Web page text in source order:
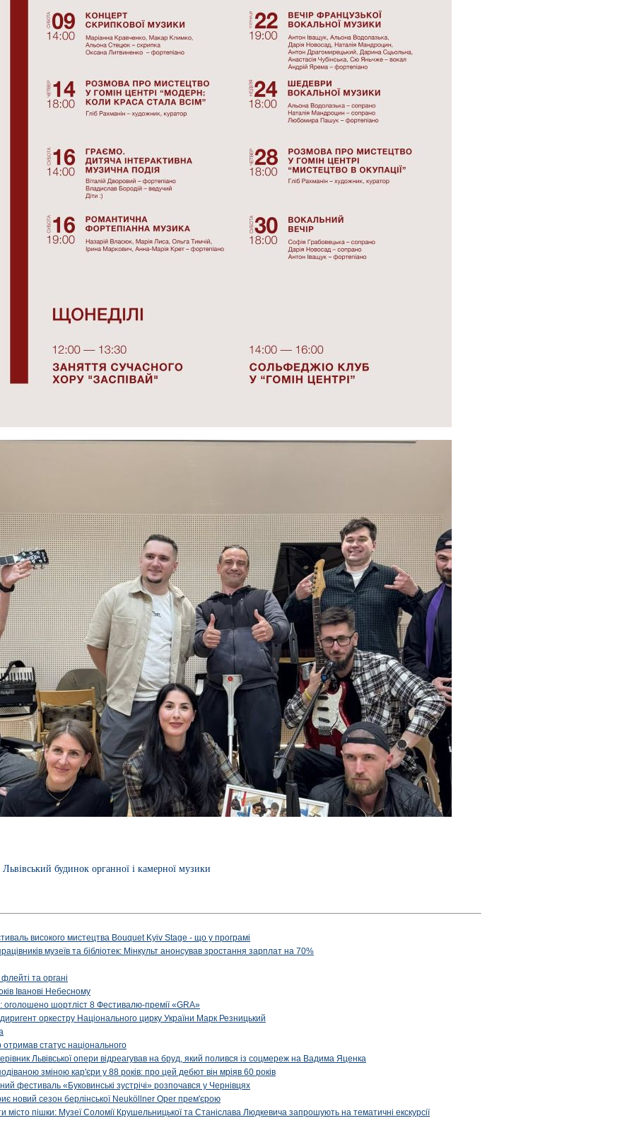
Львівський будинок органної і камерної музики
високого мистецтва Bouquet Kyiv Stage - що у програмі
музеїв та бібліотек: Мінкульт анонсував зростання зарплат на 70%
та органі
Іванові Небесному
оголошено шортліст 8 Фестивалю-премії «GRA»
оркестру Національного цирку України Марк Резницький
статус національного
Львівської опери відреагував на бруд, який полився із соцмереж на Вадима Яценка
зміною кар'єри у 88 років: про цей дебют він мріяв 60 років
фестиваль «Буковинські зустрічі» розпочався у Чернівцях
новий сезон берлінської Neuköllner Oper прем'єрою
місто пішки: Музеї Соломії Крушельницької та Станіслава Людкевича запрошують на тематичні екскурсії